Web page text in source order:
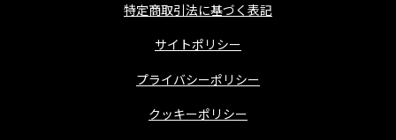
特定商取引法に基づく表記
サイトポリシー
プライバシーポリシー
クッキーポリシー